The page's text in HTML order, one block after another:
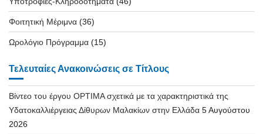
Φοιτητική Μέριμνα (36)
Ωρολόγιο Πρόγραμμα (15)
Τελευταίες Ανακοινώσεις σε Τίτλους
Βίντεο του έργου OPTIMA σχετικά με τα χαρακτηριστικά της
Υδατοκαλλιέργειας Δίθυρων Μαλακίων στην Ελλάδα 5 Αυγούστου
2026